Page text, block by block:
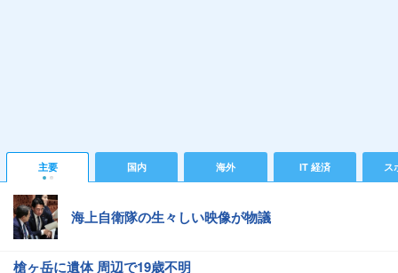
主要 国内 海外 IT 経済 ス
海上自衛隊の生々しい映像が物議
槍ヶ岳に遺体 周辺で19歳不明